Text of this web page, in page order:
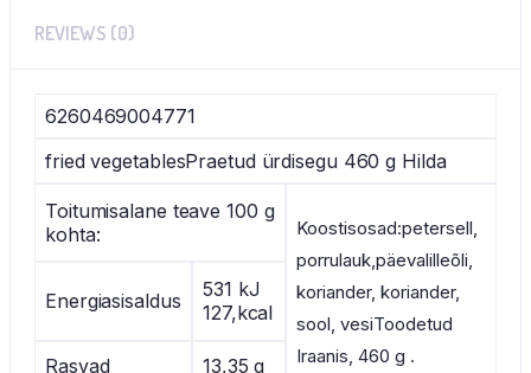
REVIEWS (0)
6260469004771
fried vegetablesPraetud ürdisegu 460 g Hilda
Toitumisalane teave 100 g
kohta:
Koostisosad:petersell,
porrulauk,päevalilleõli,
koriander, koriander,
sool, vesiToodetud
Iraanis, 460 g .
Energiasisaldus
531 kJ
127,kcal
Rasvad 13,35 g